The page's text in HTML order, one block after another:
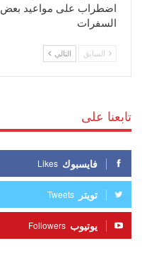
اضطراب على مواعيد بعض
السفرات
السابق التالي
تابعنا على
فايسبوك Likes
تويتر Tweets
يوتيوب Followers